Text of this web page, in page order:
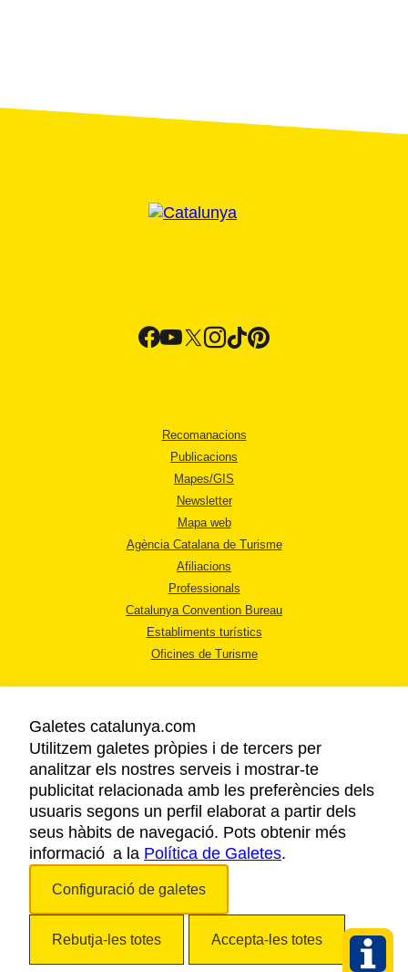
Recomanacions
Publicacions
Mapes/GIS
Newsletter
Mapa web
Agència Catalana de Turisme
Afiliacions
Professionals
Catalunya Convention Bureau
Establiments turístics
Oficines de Turisme
AVÍS LEGAL
POLÍTICA DE PRIVACITAT
COOKIES
ACCESSIBILITAT
Galetes catalunya.com
Utilitzem galetes pròpies i de tercers per
analitzar els nostres serveis i mostrar-te
publicitat relacionada amb les preferències dels
usuaris segons un perfil elaborat a partir dels
seus hàbits de navegació. Pots obtenir més
informació a la Política de Galetes.
Configuració de galetes
Rebutja-les totes Accepta-les totes